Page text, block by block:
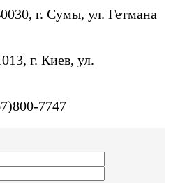
г. Сумы, ул. Гетмана
г. Киев, ул.
7747